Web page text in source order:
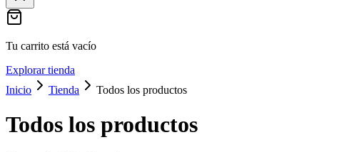
Tu carrito está vacío
Explorar tienda
Inicio
Tienda Todos los productos
Todos los productos